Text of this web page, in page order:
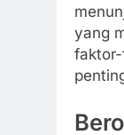
yang
faktor-